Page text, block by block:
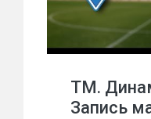
ТМ.
Запись